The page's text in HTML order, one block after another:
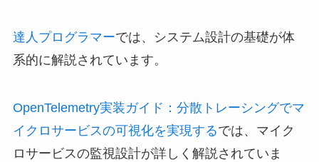
達人プログラマーでは、システム設計の基礎が体
系的に解説されています。
OpenTelemetry実装ガイド：分散トレーシングでマ
イクロサービスの可視化を実現するでは、マイク
ロサービスの監視設計が詳しく解説されていま